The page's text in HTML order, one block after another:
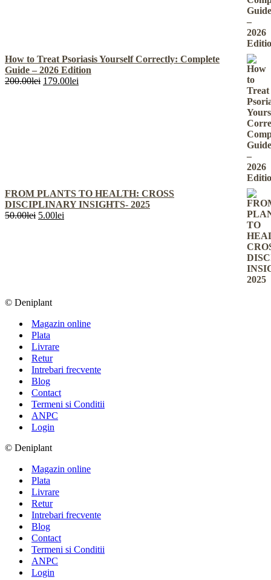
How to Treat Psoriasis Yourself Correctly: Complete
Guide – 2026 Edition
200.00lei Prețul
179.00lei
FROM PLANTS TO HEALTH: CROSS
DISCIPLINARY INSIGHTS- 2025
50.00lei Prețul
5.00lei
© Deniplant
Magazin online
Plata
Livrare
Retur
Intrebari frecvente
Blog
Contact
Termeni si Conditii
ANPC
Login
© Deniplant
Magazin online
Plata
Livrare
Retur
Intrebari frecvente
Blog
Contact
Termeni si Conditii
ANPC
Login